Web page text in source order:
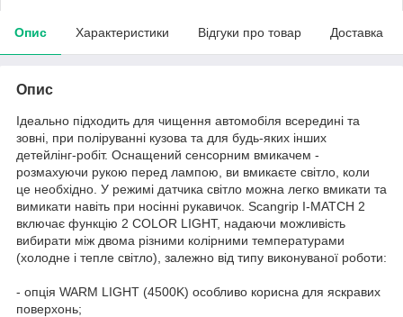
Опис Характеристики Відгуки про товар Доставка
Опис
Ідеально підходить для чищення автомобіля всередині та
зовні, при поліруванні кузова та для будь-яких інших
детейлінг-робіт. Оснащений сенсорним вмикачем -
розмахуючи рукою перед лампою, ви вмикаєте світло, коли
це необхідно. У режимі датчика світло можна легко вмикати та
вимикати навіть при носінні рукавичок. Scangrip I-MATCH 2
включає функцію 2 COLOR LIGHT, надаючи можливість
вибирати між двома різними колірними температурами
(холодне і тепле світло), залежно від типу виконуваної роботи:
- опція WARM LIGHT (4500K) особливо корисна для яскравих
поверхонь;